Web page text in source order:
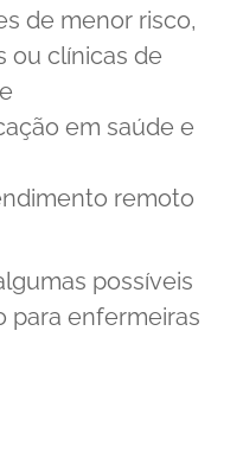
de menor risco,
ou clínicas de
em saúde e
remoto
possíveis
para enfermeiras